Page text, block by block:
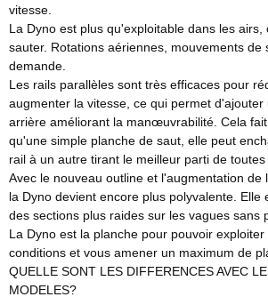
vitesse.
La Dyno est plus qu'exploitable dans les
sauter. Rotations aériennes, mouvements
demande.
Les rails parallèles sont très efficaces pour
augmenter la vitesse, ce qui permet d'ajouter
arrière améliorant la manœuvrabilité. Cela
qu'une simple planche de saut, elle peut
rail à un autre tirant le meilleur parti de
Avec le nouveau outline et l'augmentation de
la Dyno devient encore plus polyvalente. Elle
des sections plus raides sur les vagues sans
La Dyno est la planche pour pouvoir
conditions et vous amener un maximum de
QUELLE SONT LES DIFFERENCES AVEC
MODELES?